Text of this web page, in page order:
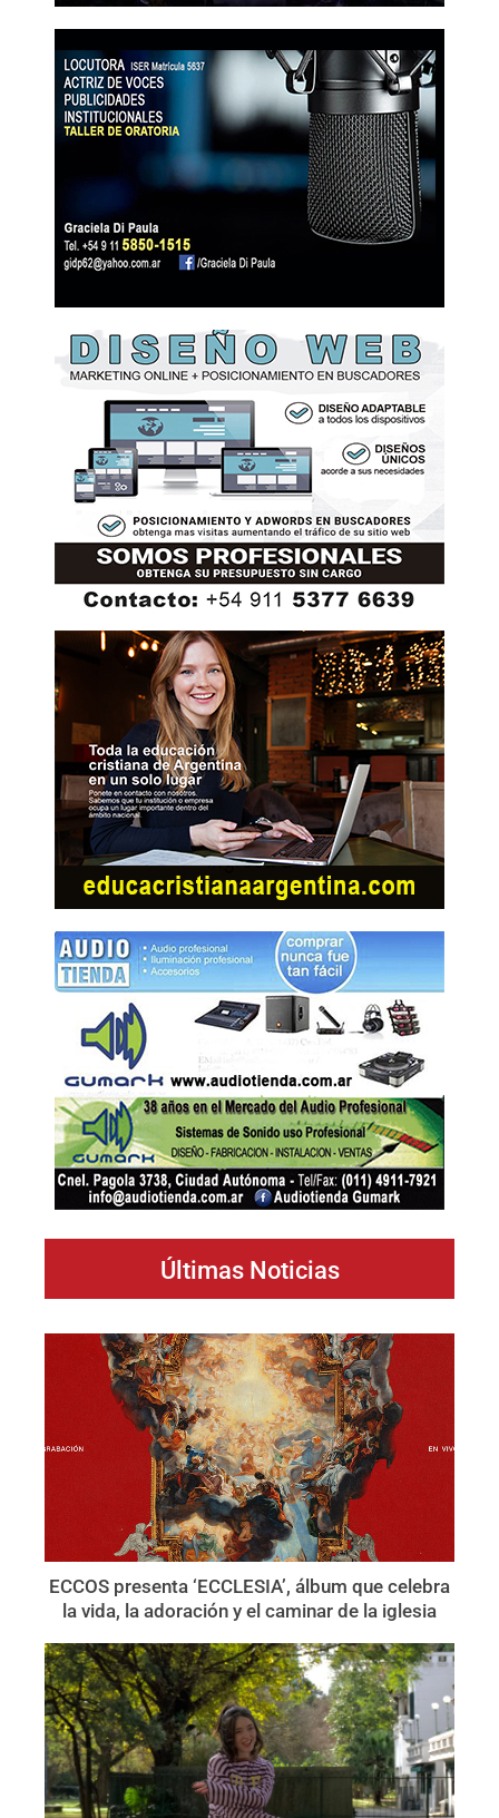
Últimas Noticias
ECCOS presenta ‘ECCLESIA’, álbum que celebra
la vida, la adoración y el caminar de la iglesia